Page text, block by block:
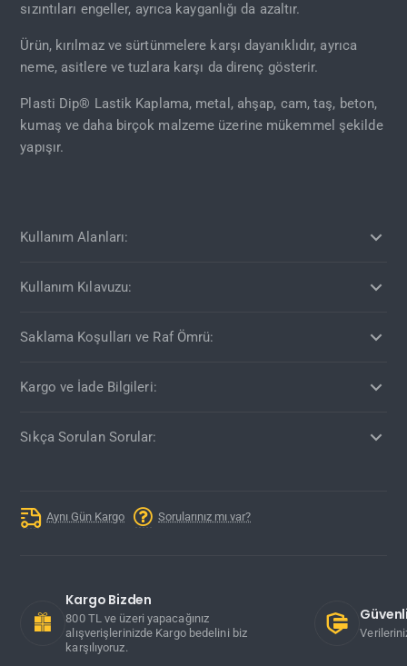
sızıntıları engeller, ayrıca kayganlığı da azaltır.
Ürün, kırılmaz ve sürtünmelere karşı dayanıklıdır, ayrıca
neme, asitlere ve tuzlara karşı da direnç gösterir.
Plasti Dip® Lastik Kaplama, metal, ahşap, cam, taş, beton,
kumaş ve daha birçok malzeme üzerine mükemmel şekilde
yapışır.
Kullanım Alanları:
Kullanım Kılavuzu:
Saklama Koşulları ve Raf Ömrü:
Kargo ve İade Bilgileri:
Sıkça Sorulan Sorular:
Aynı Gün Kargo Sorularınız mı var?
Kargo Bizden
800 TL ve üzeri yapacağınız
alışverişlerinizde Kargo bedelini biz
karşılıyoruz.